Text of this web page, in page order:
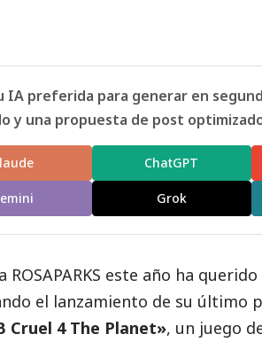
IA preferida para generar en
y una propuesta de post
ChatGPT
Grok
ROSAPARKS este año ha
el lanzamiento de su último
Cruel 4 The Planet», un juego